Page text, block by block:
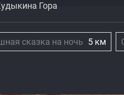
Гора
сказка на ночь 5 км